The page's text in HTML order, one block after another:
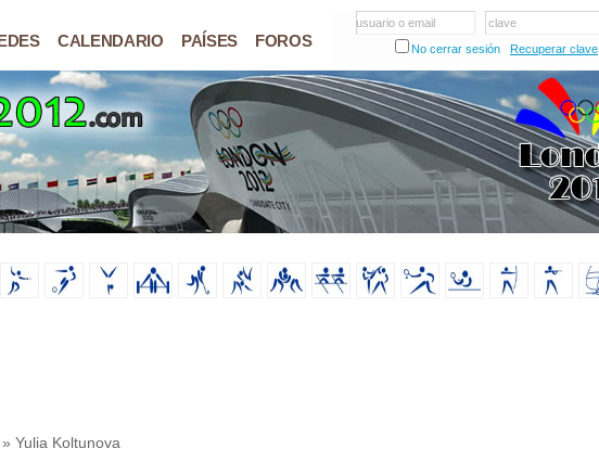
CALENDARIO PAÍSES FOROS
usuario o email
clave
No cerrar sesión
Recuperar clave
» Yulia Koltunova